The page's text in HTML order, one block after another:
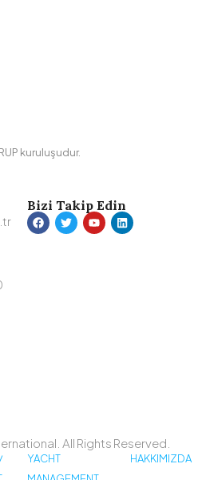
kuruluşudur.
Bizi Takip Edin
All Rights Reserved.
YACHT
HAKKIMIZDA